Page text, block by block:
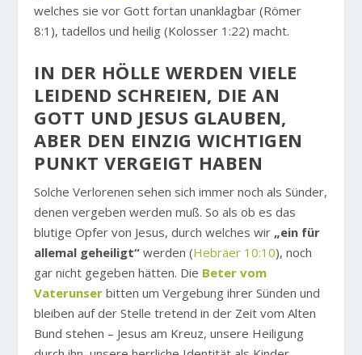
welches sie vor Gott fortan unanklagbar (Römer
8:1), tadellos und heilig (Kolosser 1:22) macht.
IN DER HÖLLE WERDEN VIELE
LEIDEND SCHREIEN, DIE AN
GOTT UND JESUS GLAUBEN,
ABER DEN EINZIG WICHTIGEN
PUNKT VERGEIGT HABEN
Solche Verlorenen sehen sich immer noch als Sünder,
denen vergeben werden muß. So als ob es das
blutige Opfer von Jesus, durch welches wir „ein für
allemal geheiligt“ werden (Hebräer 10:10), noch
gar nicht gegeben hätten. Die Beter vom
Vaterunser bitten um Vergebung ihrer Sünden und
bleiben auf der Stelle tretend in der Zeit vom Alten
Bund stehen – Jesus am Kreuz, unsere Heiligung